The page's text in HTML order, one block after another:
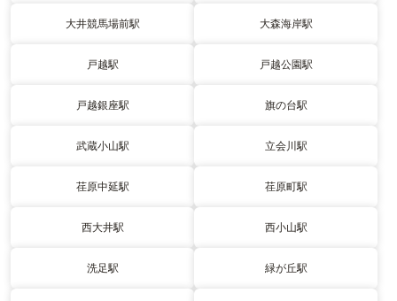
大井競馬場前駅 大森海岸駅
戸越駅 戸越公園駅
戸越銀座駅 旗の台駅
武蔵小山駅 立会川駅
荏原中延駅 荏原町駅
西大井駅 西小山駅
洗足駅 緑が丘駅